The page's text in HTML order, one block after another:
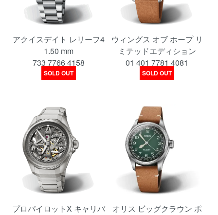
アクイスデイト レリーフ4
1.50 mm
733 7766 4158
SOLD OUT
ウィングス オブ ホープ リ
ミテッドエディション
01 401 7781 4081
SOLD OUT
プロパイロットX キャリバ
オリス ビッグクラウン ポ